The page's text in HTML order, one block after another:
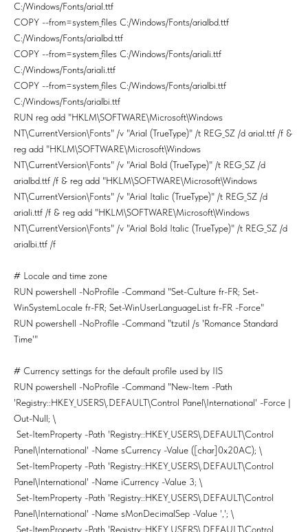
C:/Windows/Fonts/arial.ttf
COPY --from=system_files C:/Windows/Fonts/arialbd.ttf
C:/Windows/Fonts/arialbd.ttf
COPY --from=system_files C:/Windows/Fonts/ariali.ttf
C:/Windows/Fonts/ariali.ttf
COPY --from=system_files C:/Windows/Fonts/arialbi.ttf
C:/Windows/Fonts/arialbi.ttf
RUN reg add "HKLM\SOFTWARE\Microsoft\Windows
NT\CurrentVersion\Fonts" /v "Arial (TrueType)" /t REG_SZ /d arial.ttf /f &
reg add "HKLM\SOFTWARE\Microsoft\Windows
NT\CurrentVersion\Fonts" /v "Arial Bold (TrueType)" /t REG_SZ /d
arialbd.ttf /f & reg add "HKLM\SOFTWARE\Microsoft\Windows
NT\CurrentVersion\Fonts" /v "Arial Italic (TrueType)" /t REG_SZ /d
ariali.ttf /f & reg add "HKLM\SOFTWARE\Microsoft\Windows
NT\CurrentVersion\Fonts" /v "Arial Bold Italic (TrueType)" /t REG_SZ /d
arialbi.ttf /f
# Locale and time zone
RUN powershell -NoProfile -Command "Set-Culture fr-FR; Set-
WinSystemLocale fr-FR; Set-WinUserLanguageList fr-FR -Force"
RUN powershell -NoProfile -Command "tzutil /s 'Romance Standard
Time'"
# Currency settings for the default profile used by IIS
RUN powershell -NoProfile -Command "New-Item -Path
'Registry::HKEY_USERS\.DEFAULT\Control Panel\International' -Force |
Out-Null; \
Set-ItemProperty -Path 'Registry::HKEY_USERS\.DEFAULT\Control
Panel\International' -Name sCurrency -Value ([char]0x20AC); \
Set-ItemProperty -Path 'Registry::HKEY_USERS\.DEFAULT\Control
Panel\International' -Name iCurrency -Value 3; \
Set-ItemProperty -Path 'Registry::HKEY_USERS\.DEFAULT\Control
Panel\International' -Name sMonDecimalSep -Value ','; \
Set-ItemProperty -Path 'Registry::HKEY_USERS\.DEFAULT\Control